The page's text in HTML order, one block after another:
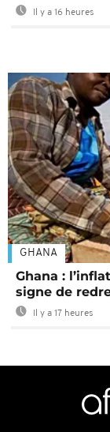
Il y a 16 heures
GHANA
Ghana :
signe de
Il y a 17 heures